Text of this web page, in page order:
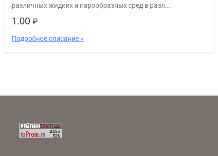
различных жидких и парообразных сред в разл...
1.00 ₽
Подробное описание »